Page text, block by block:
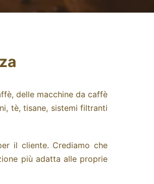
delle macchine da caffè
tè, tisane, sistemi filtranti
il cliente. Crediamo che
più adatta alle proprie